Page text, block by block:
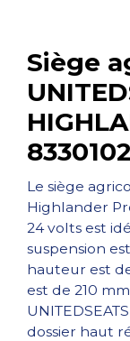
Siège
Le siège
Highlander
24 volts est
suspension
hauteur est
est de 210
dossier haut